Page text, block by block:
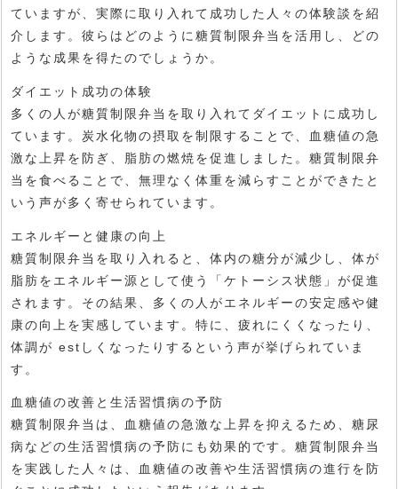
ていますが、実際に取り入れて成功した人々の体験談を紹
介します。彼らはどのように糖質制限弁当を活用し、どの
ような成果を得たのでしょうか。
ダイエット成功の体験
多くの人が糖質制限弁当を取り入れてダイエットに成功し
ています。炭水化物の摂取を制限することで、血糖値の急
激な上昇を防ぎ、脂肪の燃焼を促進しました。糖質制限弁
当を食べることで、無理なく体重を減らすことができたと
いう声が多く寄せられています。
エネルギーと健康の向上
糖質制限弁当を取り入れると、体内の糖分が減少し、体が
脂肪をエネルギー源として使う「ケトーシス状態」が促進
されます。その結果、多くの人がエネルギーの安定感や健
康の向上を実感しています。特に、疲れにくくなったり、
体調が estしくなったりするという声が挙げられていま
す。
血糖値の改善と生活習慣病の予防
糖質制限弁当は、血糖値の急激な上昇を抑えるため、糖尿
病などの生活習慣病の予防にも効果的です。糖質制限弁当
を実践した人々は、血糖値の改善や生活習慣病の進行を防